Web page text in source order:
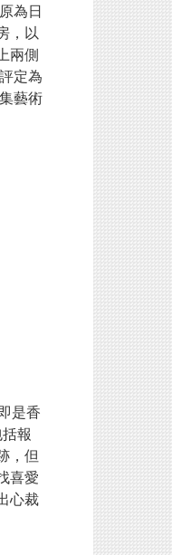
為日
，以
兩側
定為
藝術
是香
報
，但
喜愛
心裁